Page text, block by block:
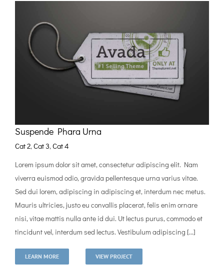
Suspende Phara Urna
Cat 2, Cat 3, Cat 4
Lorem ipsum dolor sit amet, consectetur adipiscing elit. Nam
viverra euismod odio, gravida pellentesque urna varius vitae.
Sed dui lorem, adipiscing in adipiscing et, interdum nec metus.
Mauris ultricies, justo eu convallis placerat, felis enim ornare
nisi, vitae mattis nulla ante id dui. Ut lectus purus, commodo et
tincidunt vel, interdum sed lectus. Vestibulum adipiscing [...]
LEARN MORE VIEW PROJECT